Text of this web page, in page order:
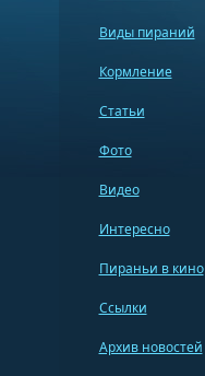
Виды пираний
Кормление
Статьи
Фото
Видео
Интересно
Пираньи в кино
Ссылки
Архив новостей